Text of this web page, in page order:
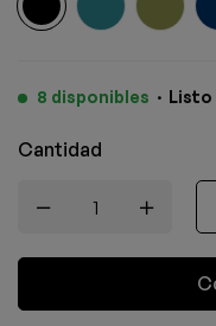
8 disponibles · Listo
Cantidad